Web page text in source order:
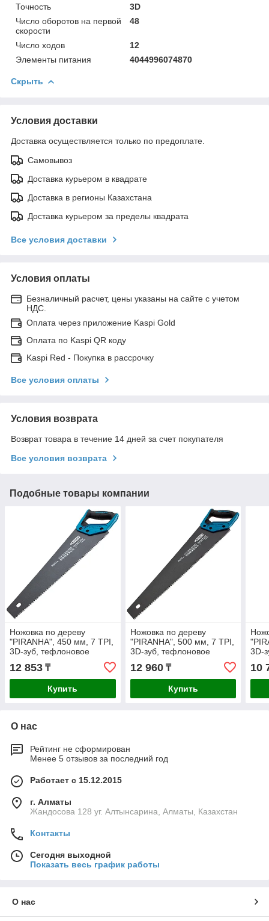
Точность
3D
Число оборотов на первой
скорости
48
Число ходов
12
Элементы питания
4044996074870
Скрыть
Условия доставки
Доставка осуществляется только по предоплате.
Самовывоз
Доставка курьером в квадрате
Доставка в регионы Казахстана
Доставка курьером за пределы квадрата
Все условия доставки
Условия оплаты
Безналичный расчет, цены указаны на сайте с учетом
НДС.
Оплата через приложение Kaspi Gold
Оплата по Kaspi QR коду
Kaspi Red - Покупка в рассрочку
Все условия оплаты
Условия возврата
Возврат товара в течение 14 дней за счет покупателя
Все условия возврата
Подобные товары компании
Ножовка по дереву
"PIRANHA", 450 мм, 7 TPI,
3D-зуб, тефлоновое
покрытие полотна,
12 853 ₸
Купить
Ножовка по дереву
"PIRANHA", 500 мм, 7 TPI,
3D-зуб, тефлоновое
покрытие полотна,
12 960₸
Купить
3D-
10
О нас
Рейтинг не сформирован
Менее 5 отзывов за последний год
Работает с 15.12.2015
г. Алматы
Жандосова 128 уг. Алтынсарина, Алматы, Казахстан
Контакты
Сегодня выходной
Показать весь график работы
О нас